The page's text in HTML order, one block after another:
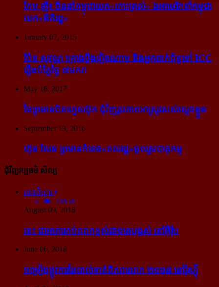
កែម ឡី៖ ចិន​នាំ​កម្ពុជា​យក​«កោះ​ត្រល់» ឯ​អាមេរិក​នាំ​កម្ពុជា​
យក​«នីតិរដ្ឋ»
January 07, 2015
ប៉ែន សុវណ្ណ គ្រោង​ប្តឹង​វៀតណាម និង​អ្នក​ពាក់​ព័ន្ធ​ទៅ ICC
រឿង​បំភ្លៃ​ថ្ងៃ ៧​មករា
May 16, 2017
ថៃ​ព្រមាន​បិត​ហ្វេសប៊ុក ជុំ​វិញ​រូបភាព​អាស្រូវ​របស់​ស្ដេច​ខ្លួន
September 13, 2016
ហ៊ុន សែន ព្រមាន​កំទេច​«ពលរដ្ឋ»​ចូលរួម​បាតុកម្ម
ជុំវិញវប្បធម៌ សិល្បៈ
អានពិស្ដារ
20858
August 09, 2018
នេះ ជា​អាគារ​កប់​ពពក​ខ្ពស់​ជាង​គេ​បង្អស់ នៅ​អ៊ឺរ៉ុប
June 06, 2018
ចម្រៀង​ផ្លូវការ​នៃ​បាល់ទាត់​ពិភពលោក ២០១៨ នៅ​រ៉ូស្ស៊ី